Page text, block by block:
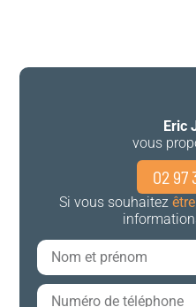
Eric
vous
02 97
Si vous souhaitez